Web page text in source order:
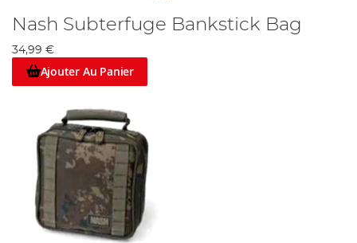
Nash Subterfuge Bankstick Bag
34,99 €
Ajouter Au Panier